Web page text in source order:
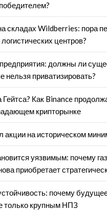
складах Wildberries: пора
центров?
должны ли
нельзя приватизировать?
Как Binance
крипторынке
акции на историческом
уязвимым: почему
приобретает
почему
только крупным НПЗ